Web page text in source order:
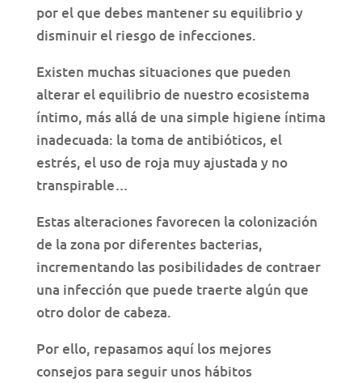
por el que debes mantener su equilibrio y
disminuir el riesgo de infecciones.
Existen muchas situaciones que pueden
alterar el equilibrio de nuestro ecosistema
íntimo, más allá de una simple higiene íntima
inadecuada: la toma de antibióticos, el
estrés, el uso de roja muy ajustada y no
transpirable…
Estas alteraciones favorecen la colonización
de la zona por diferentes bacterias,
incrementando las posibilidades de contraer
una infección que puede traerte algún que
otro dolor de cabeza.
Por ello, repasamos aquí los mejores
consejos para seguir unos hábitos